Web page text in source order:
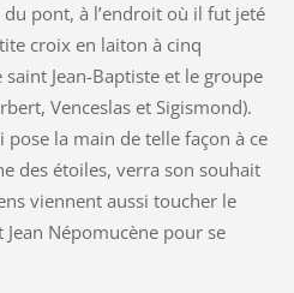
pont, à l’endroit où il fut jeté
croix en laiton à cinq
Jean-Baptiste et le groupe
Venceslas et Sigismond).
pose la main de telle façon à ce
des étoiles, verra son souhait
viennent aussi toucher le
Népomucène pour se